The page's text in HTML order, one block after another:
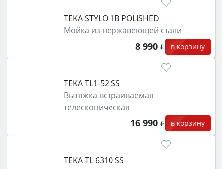
TEKA STYLO 1B POLISHED
Мойка из нержавеющей стали
8 990 в корзину
TEKA TL1-52 SS
Вытяжка встраиваемая
телескопическая
16 990 в корзину
TEKA TL 6310 SS